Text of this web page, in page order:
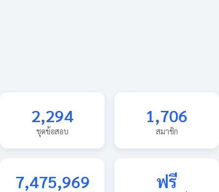
2,294
ชุดข้อสอบ
1,706
สมาชิก
7,475,969 ฟรี